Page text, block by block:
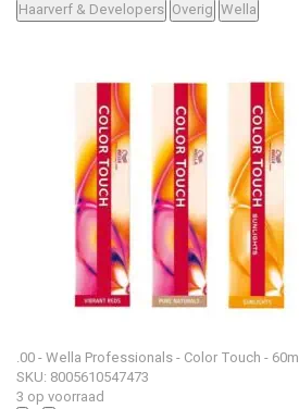
Haarverf & Developers Overig Wella
.00 - Wella Professionals - Color Touch - 60ml
SKU: 8005610547473
3 op voorraad